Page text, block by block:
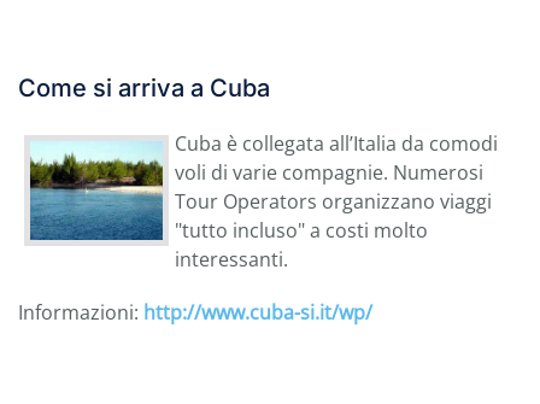
Come si arriva a Cuba
Cuba è collegata all’Italia da comodi
voli di varie compagnie. Numerosi
Tour Operators organizzano viaggi
"tutto incluso" a costi molto
interessanti.
Informazioni: http://www.cuba-si.it/wp/